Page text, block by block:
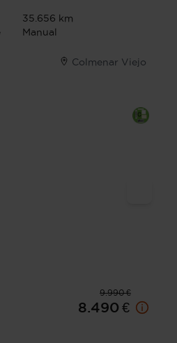
35.656 km
Manual
Colmenar Viejo
9.990 €
8.490 €